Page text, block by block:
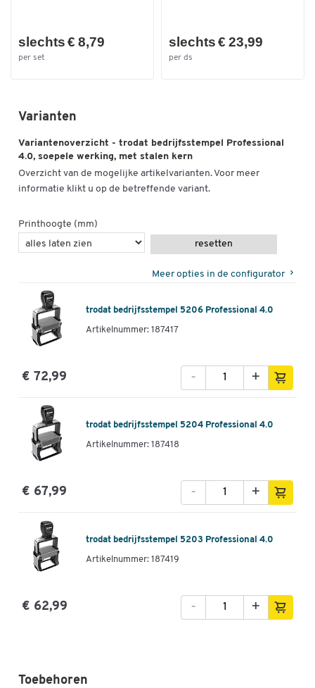
slechts € 8,79
per set
slechts € 23,99
per ds
Varianten
Variantenoverzicht - trodat bedrijfsstempel Professional
4.0, soepele werking, met stalen kern
Overzicht van de mogelijke artikelvarianten. Voor meer
informatie klikt u op de betreffende variant.
Printhoogte (mm)
resetten
Meer opties in de configurator
trodat bedrijfsstempel 5206 Professional 4.0
Artikelnummer: 187417
€ 72,99 +
-
trodat bedrijfsstempel 5204 Professional 4.0
Artikelnummer: 187418
€ 67,99 +
-
trodat bedrijfsstempel 5203 Professional 4.0
Artikelnummer: 187419
€ 62,99 +
-
Toebehoren